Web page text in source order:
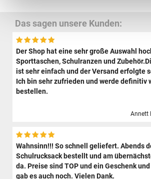
Das sagen unsere Kunden:
Der Shop hat eine sehr große Auswahl
Sporttaschen, Schulranzen und
ist sehr einfach und der Versand erfolgte
Ich bin sehr zufrieden und werde definitiv
bestellen.
Annett
Wahnsinn!!! So schnell geliefert. Abends
Schulrucksack bestellt und am
da. Preise sind TOP und ein Geschenk
gab es auch noch. Vielen Dank.